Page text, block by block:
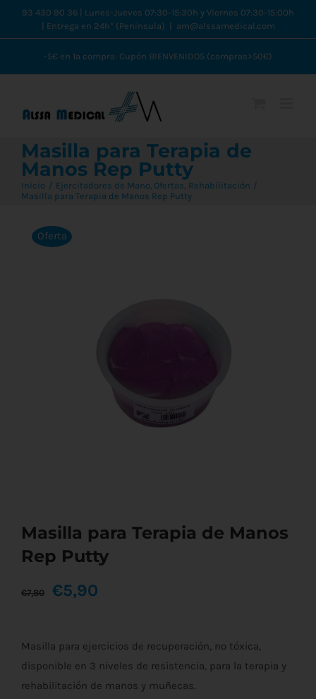
Saltar93 430 90 36 | Lunes-Jueves 07:30-15:30h y Viernes 07:30-15:00h
| Entrega en 24h* (Península)
am@alssamedical.com
-5€ en 1ª compra: Cupón BIENVENIDO5 (compras>50€)
Masilla para Terapia de
Manos Rep Putty
Inicio Ejercitadores de Mano Ofertas Rehabilitación
Masilla para Terapia de Manos Rep Putty
Oferta
Masilla para Terapia de Manos
Rep Putty
€7,80
El
original
era:
€5,90
actual
es:
Masilla para ejercicios de recuperación, no tóxica,
disponible en 3 niveles de resistencia, para la terapia y
rehabilitación de manos y muñecas.